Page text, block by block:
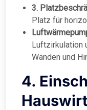
3.
Platz für
Luftzirkulation
Wänden und
4.